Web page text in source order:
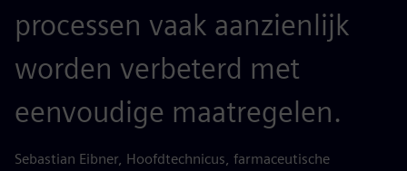
processen vaak aanzienlijk
worden verbeterd met
eenvoudige maatregelen.
Sebastian Eibner, Hoofdtechnicus, farmaceutische